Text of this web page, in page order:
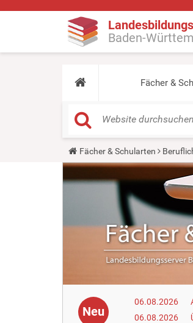
Baden-
Fächer &
Y
o
u
a
r
Fächer & Schularten
Neu
06.08.2026
06.08.2026